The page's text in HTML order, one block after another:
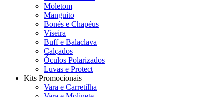
Moletom
Manguito
Bonés e Chapéus
Viseira
Buff e Balaclava
Calçados
Óculos Polarizados
Luvas e Protect
Kits Promocionais
Vara e Carretilha